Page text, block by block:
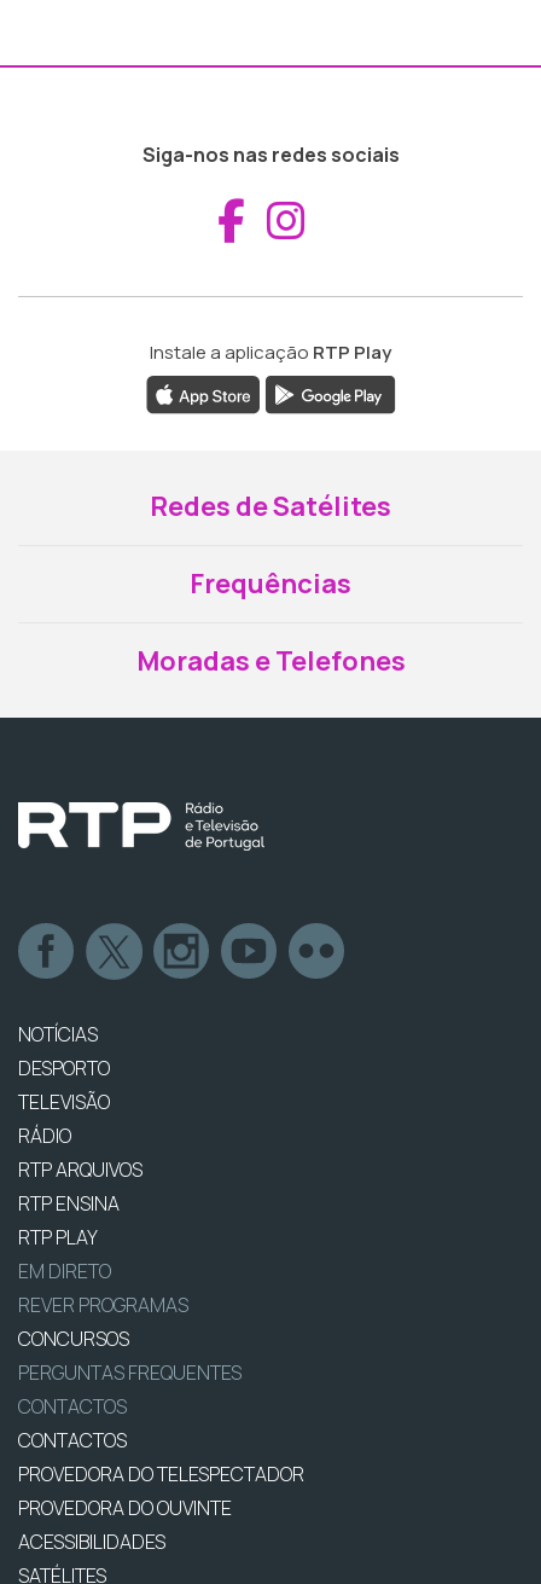
Siga-nos nas redes sociais
Aceder ao
Instale a aplicação RTP Play
Redes de Satélites
Frequências
Moradas e Telefones
NOTÍCIAS
DESPORTO
TELEVISÃO
RÁDIO
RTP ARQUIVOS
RTP ENSINA
RTP PLAY
EM DIRETO
REVER PROGRAMAS
CONCURSOS
PERGUNTAS FREQUENTES
CONTACTOS
CONTACTOS
PROVEDORA DO TELESPECTADOR
PROVEDORA DO OUVINTE
ACESSIBILIDADES
SATÉLITES